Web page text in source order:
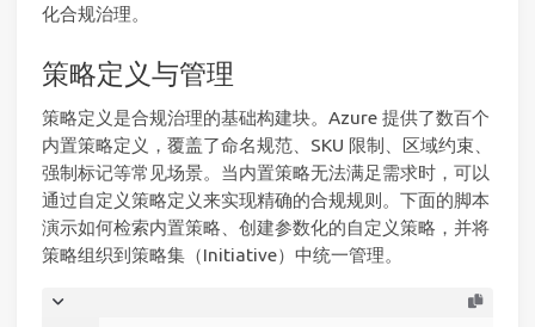
化合规治理。
策略定义与管理
策略定义是合规治理的基础构建块。Azure 提供了数百个
内置策略定义，覆盖了命名规范、SKU 限制、区域约束、
强制标记等常见场景。当内置策略无法满足需求时，可以
通过自定义策略定义来实现精确的合规规则。下面的脚本
演示如何检索内置策略、创建参数化的自定义策略，并将
策略组织到策略集（Initiative）中统一管理。